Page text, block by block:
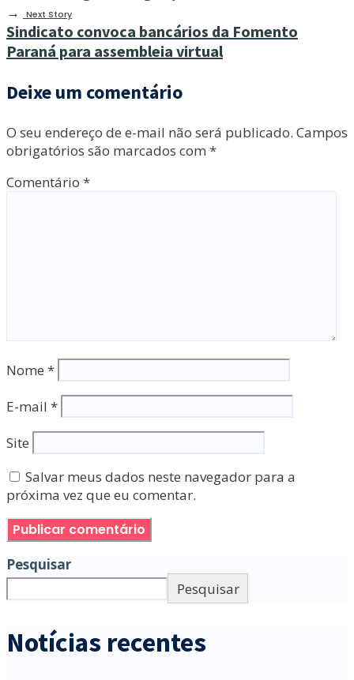
→ Next Story
Sindicato convoca bancários da Fomento
Paraná para assembleia virtual
Deixe um comentário
O seu endereço de e-mail não será publicado. Campos
obrigatórios são marcados com *
Comentário *
Nome *
E-mail *
Site
Salvar meus dados neste navegador para a
próxima vez que eu comentar.
Pesquisar
Pesquisar
Notícias recentes